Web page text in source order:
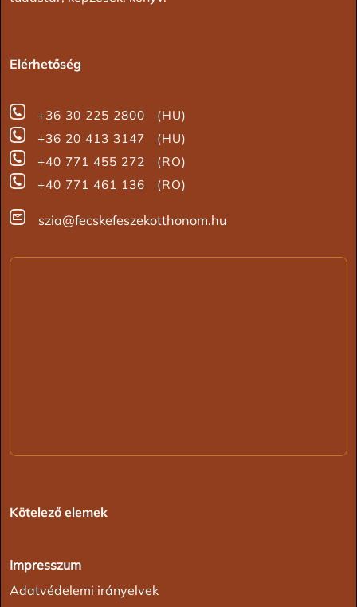
Elérhetőség
+36 30 225 2800 (HU)
+36 20 413 3147 (HU)
+40 771 455 272 (RO)
+40 771 461 136 (RO)
szia@fecskefeszekotthonom.hu
Kötelező elemek
Impresszum
Adatvédelemi irányelvek